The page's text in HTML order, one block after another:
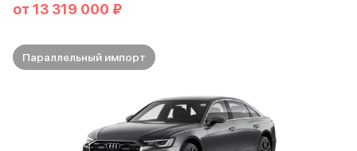
от 13 319 000 ₽
Параллельный импорт